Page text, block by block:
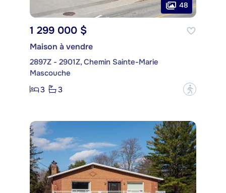
48
1 299 000 $
Maison à vendre
2897Z - 2901Z, Chemin Sainte-Marie
Mascouche
3
3 ?